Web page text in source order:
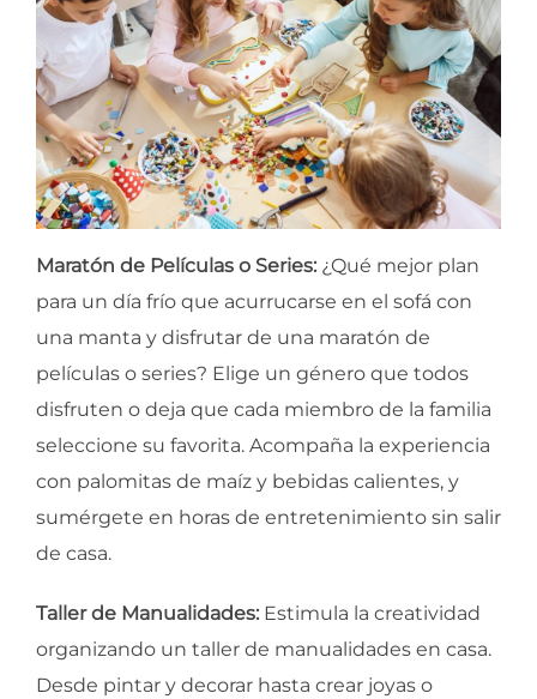
Maratón de Películas o Series: ¿Qué mejor plan
para un día frío que acurrucarse en el sofá con
una manta y disfrutar de una maratón de
películas o series? Elige un género que todos
disfruten o deja que cada miembro de la familia
seleccione su favorita. Acompaña la experiencia
con palomitas de maíz y bebidas calientes, y
sumérgete en horas de entretenimiento sin salir
de casa.
Taller de Manualidades: Estimula la creatividad
organizando un taller de manualidades en casa.
Desde pintar y decorar hasta crear joyas o